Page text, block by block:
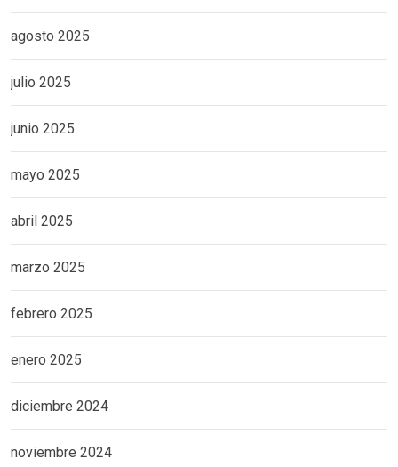
agosto 2025
julio 2025
junio 2025
mayo 2025
abril 2025
marzo 2025
febrero 2025
enero 2025
diciembre 2024
noviembre 2024